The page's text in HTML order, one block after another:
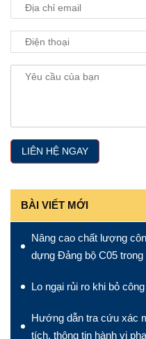
BÀI VIẾT MỚI
Nâng cao chất lượng
dựng Đảng bộ C05
Lo ngại rủi ro khi bỏ
Hướng dẫn tra cứu xác
tích, thông tin hành vi